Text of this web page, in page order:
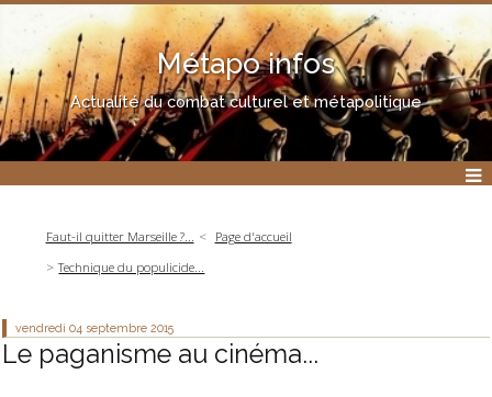
Métapo infos
Actualité du combat culturel et métapolitique
Faut-il quitter Marseille ?...
Page d'accueil
Technique du populicide...
vendredi 04 septembre 2015
Le paganisme au cinéma...